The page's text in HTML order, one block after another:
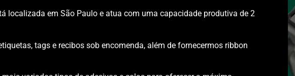
localizada em São Paulo e atua com uma capacidade produtiva de 2
tags e recibos sob encomenda, além de fornecermos ribbon